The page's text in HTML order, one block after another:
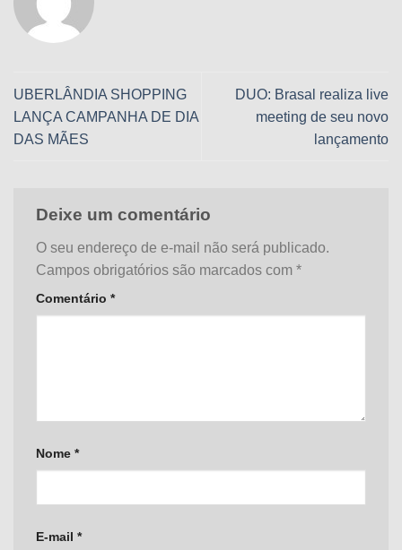
UBERLÂNDIA SHOPPING
LANÇA CAMPANHA DE DIA
DAS MÃES
DUO: Brasal realiza live
meeting de seu novo
lançamento
Deixe um comentário
O seu endereço de e-mail não será publicado.
Campos obrigatórios são marcados com *
Comentário *
Nome *
E-mail *